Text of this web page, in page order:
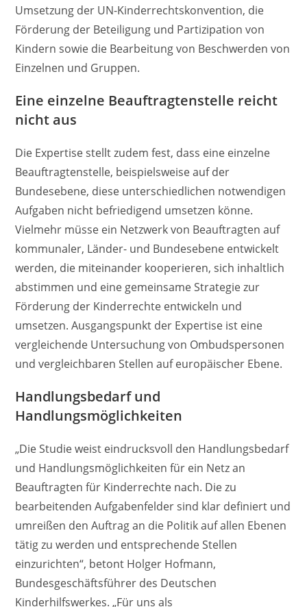
Umsetzung der UN-Kinderrechtskonvention, die
Förderung der Beteiligung und Partizipation von
Kindern sowie die Bearbeitung von Beschwerden von
Einzelnen und Gruppen.
Eine einzelne Beauftragtenstelle reicht
nicht aus
Die Expertise stellt zudem fest, dass eine einzelne
Beauftragtenstelle, beispielsweise auf der
Bundesebene, diese unterschiedlichen notwendigen
Aufgaben nicht befriedigend umsetzen könne.
Vielmehr müsse ein Netzwerk von Beauftragten auf
kommunaler, Länder- und Bundesebene entwickelt
werden, die miteinander kooperieren, sich inhaltlich
abstimmen und eine gemeinsame Strategie zur
Förderung der Kinderrechte entwickeln und
umsetzen. Ausgangspunkt der Expertise ist eine
vergleichende Untersuchung von Ombudspersonen
und vergleichbaren Stellen auf europäischer Ebene.
Handlungsbedarf und
Handlungsmöglichkeiten
„Die Studie weist eindrucksvoll den Handlungsbedarf
und Handlungsmöglichkeiten für ein Netz an
Beauftragten für Kinderrechte nach. Die zu
bearbeitenden Aufgabenfelder sind klar definiert und
umreißen den Auftrag an die Politik auf allen Ebenen
tätig zu werden und entsprechende Stellen
einzurichten“, betont Holger Hofmann,
Bundesgeschäftsführer des Deutschen
Kinderhilfswerkes. „Für uns als